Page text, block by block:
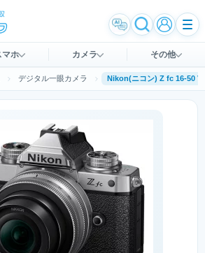
マホ カメラ その他
デジタル一眼カメラ